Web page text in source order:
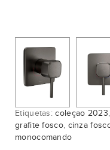
Etiquetas:coleçao 2023,
grafite fosco, cinza
monocomando